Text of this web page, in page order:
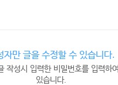
자만 글을 수정할 수 있습니다.
작성시 입력한 비밀번호를 입력하
있습니다.